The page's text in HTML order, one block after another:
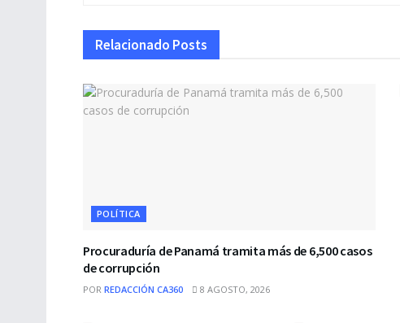
Relacionado Posts
POLÍTICA
Procuraduría de Panamá tramita más de 6,500 casos
de corrupción
POR REDACCIÓN CA360 8 AGOSTO, 2026